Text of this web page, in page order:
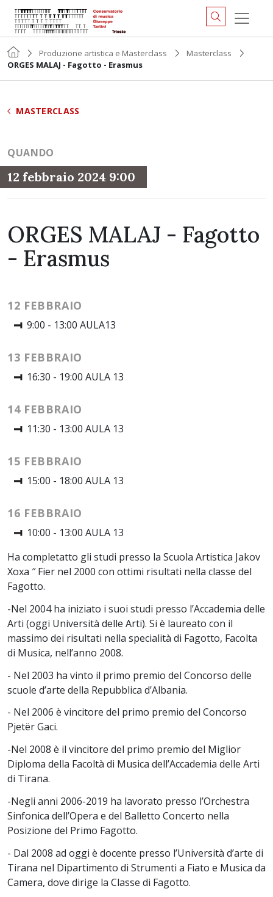
Produzione artistica e Masterclass
Masterclass
ORGES MALAJ - Fagotto - Erasmus
MASTERCLASS
QUANDO
12 febbraio 2024 9:00
ORGES MALAJ - Fagotto
- Erasmus
12 FEBBRAIO
9:00 - 13:00 AULA13
13 FEBBRAIO
16:30 - 19:00 AULA 13
14 FEBBRAIO
11:30 - 13:00 AULA 13
15 FEBBRAIO
15:00 - 18:00 AULA 13
16 FEBBRAIO
10:00 - 13:00 AULA 13
Ha completatto gli studi presso la Scuola Artistica Jakov
Xoxa ″ Fier nel 2000 con ottimi risultati nella classe del
Fagotto.
-Nel 2004 ha iniziato i suoi studi presso l’Accademia delle
Arti (oggi Università delle Arti). Si è laureato con il
massimo dei risultati nella specialità di Fagotto, Facolta
di Musica, nell’anno 2008.
- Nel 2003 ha vinto il primo premio del Concorso delle
scuole d’arte della Repubblica d’Albania.
- Nel 2006 è vincitore del primo premio del Concorso
Pjetër Gaci.
-Nel 2008 è il vincitore del primo premio del Miglior
Diploma della Facoltà di Musica dell’Accademia delle Arti
di Tirana.
-Negli anni 2006-2019 ha lavorato presso l’Orchestra
Sinfonica dell’Opera e del Balletto Concerto nella
Posizione del Primo Fagotto.
- Dal 2008 ad oggi è docente presso l’Università d’arte di
Tirana nel Dipartimento di Strumenti a Fiato e Musica da
Camera, dove dirige la Classe di Fagotto.